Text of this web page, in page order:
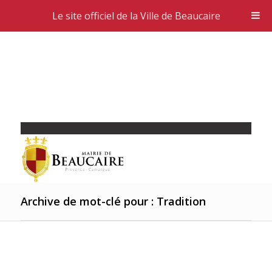
Archive de mot-clé pour : Tradition
Le site officiel de la Ville de Beaucaire